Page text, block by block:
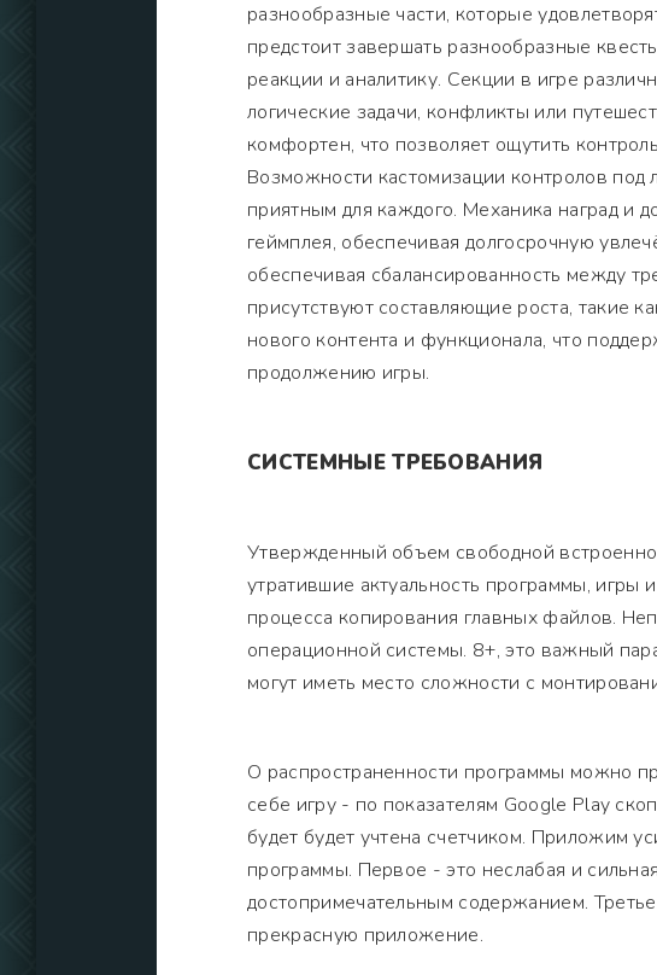
разнообразные части, которые
предстоит завершать разнообразные
реакции и аналитику. Секции в игре
логические задачи, конфликты или
комфортен, что позволяет ощутить
Возможности кастомизации контролов
приятным для каждого. Механика наград и
геймплея, обеспечивая долгосрочную
обеспечивая сбалансированность между
присутствуют составляющие роста, такие
нового контента и функционала, что
продолжению игры.
СИСТЕМНЫЕ ТРЕБОВАНИЯ
Утвержденный объем свободной
утратившие актуальность программы,
процесса копирования главных файлов.
операционной системы. 8+, это важный
могут иметь место сложности с
О распространенности программы можно
себе игру - по показателям Google Play
будет будет учтена счетчиком. Приложим
программы. Первое - это неслабая и
достопримечательным содержанием.
прекрасную приложение.